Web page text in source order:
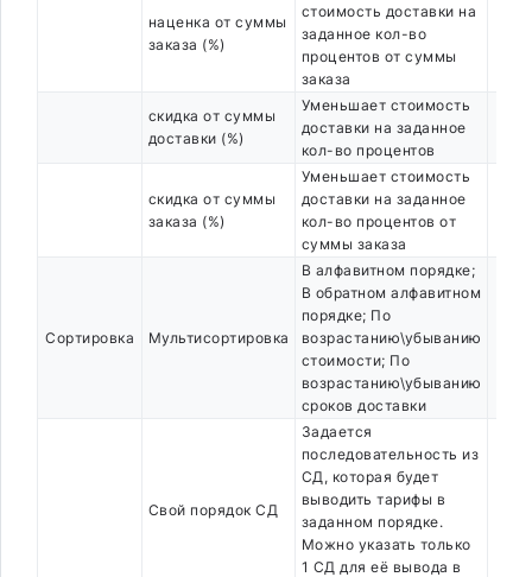
наценка от суммы
заказа (%)
стоимость доставки на
заданное кол-во
процентов от суммы
заказа
скидка от суммы
доставки (%)
Уменьшает стоимость
доставки на заданное
кол-во процентов
скидка от суммы
заказа (%)
Уменьшает стоимость
доставки на заданное
кол-во процентов от
суммы заказа
Сортировка Мультисортировка
В алфавитном порядке;
В обратном алфавитном
порядке; По
возрастанию\убыванию
стоимости; По
возрастанию\убыванию
сроков доставки
Свой порядок СД
Задается
последовательность из
СД, которая будет
выводить тарифы в
заданном порядке.
Можно указать только
1 СД для её вывода в